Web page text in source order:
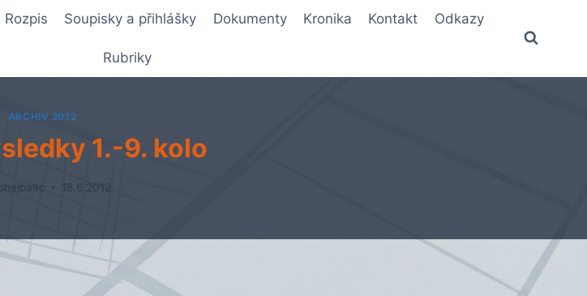
Rozpis Soupisky a přihlášky Dokumenty Kronika Kontakt Odkazy
Rubriky
ARCHIV 2012
1.-9. kolo
18.6.2012